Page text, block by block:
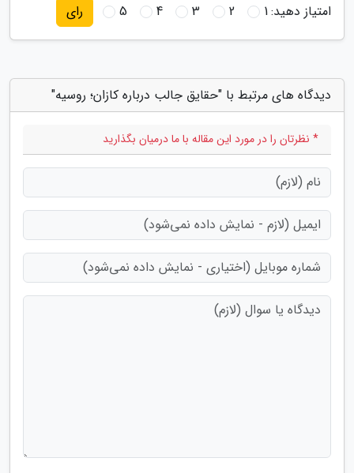
امتیاز دهید:1
2
3
4
5 رای
دیدگاه های مرتبط با "حقایق جالب درباره کازان؛ روسیه"
* نظرتان را در مورد این مقاله با ما درمیان بگذارید